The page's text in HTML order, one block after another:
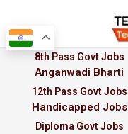
to
content8th Pass Govt Jobs
Anganwadi Bharti
12th Pass Govt Jobs
Handicapped Jobs
Diploma Govt Jobs